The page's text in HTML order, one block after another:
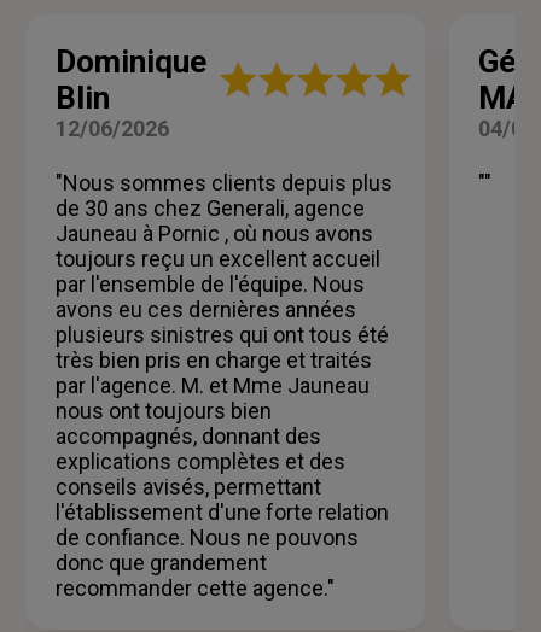
Dominique
Blin
Note
étoiles
12/06/2026
"Nous sommes clients depuis plus
de 30 ans chez Generali, agence
Jauneau à Pornic , où nous avons
toujours reçu un excellent accueil
par l'ensemble de l'équipe. Nous
avons eu ces dernières années
plusieurs sinistres qui ont tous été
très bien pris en charge et traités
par l'agence. M. et Mme Jauneau
nous ont toujours bien
accompagnés, donnant des
explications complètes et des
conseils avisés, permettant
l'établissement d'une forte relation
de confiance. Nous ne pouvons
donc que grandement
recommander cette agence."
04/
""